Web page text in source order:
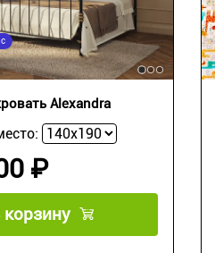
Alexandra
₽
корзину